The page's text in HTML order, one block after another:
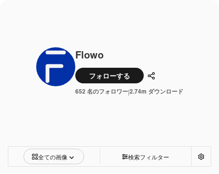
Flowo
フォローする 共有
652 名のフォロワー|2.74m ダウンロード
全ての画像 検索フィルター